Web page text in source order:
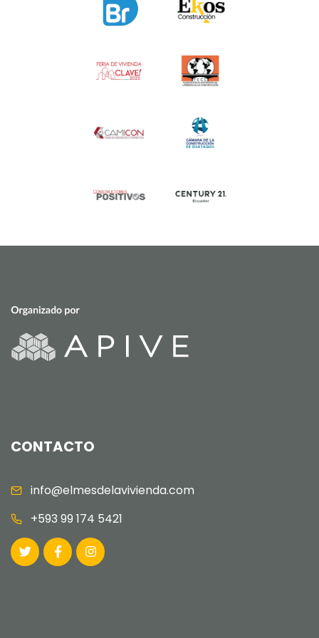
CONTACTO
info@elmesdelavivienda.com
+593 99 174 5421